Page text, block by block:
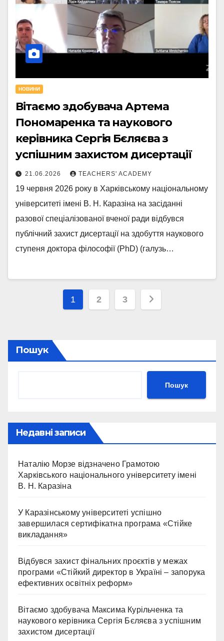
НОВИНИ
Вітаємо здобувача Артема
Пономаренка та наукового
керівника Сергія Бєляєва з
успішним захистом дисертації
21.06.2026 TEACHERS' ACADEMY
19 червня 2026 року в Харківському національному
університеті імені В. Н. Каразіна на засіданні
разової спеціалізованої вченої ради відбувся
публічний захист дисертації на здобуття наукового
ступеня доктора філософії (PhD) (галузь…
Пагінація
1 2 3
Пошук
Пошук
Недавні записи
Наталію Морзе відзначено Грамотою
Харківського національного університету імені
В. Н. Каразіна
У Каразінському університеті успішно
завершилася сертифікатна програма «Стійке
викладання»
Відбувся захист фінальних проєктів у межах
програми «Стійкий директор в Україні – запорука
ефективних освітніх реформ»
Вітаємо здобувача Максима Курільченка та
наукового керівника Сергія Бєляєва з успішним
захистом дисертації